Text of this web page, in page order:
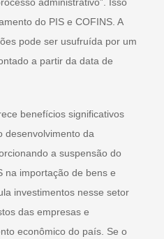
administrativo”. Isso
do PIS e COFINS. A
pode ser usufruída por um
a partir da data de
benefícios significativos
desenvolvimento da
a suspensão do
na importação de bens e
investimentos nesse setor
das empresas e
econômico do país. Se o